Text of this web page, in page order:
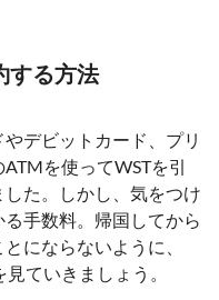
する方法
デビットカード、プリ
を使ってWSTを引
た。しかし、気をつけ
手数料。帰国してから
にならないように、
ていきましょう。